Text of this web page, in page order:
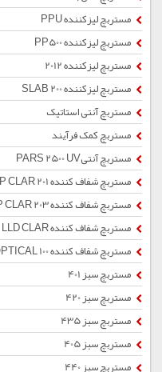
مستربچ لیزکننده PPU
مستربچ لیزکننده PP500
مستربچ لیزکننده 2012
مستربچ لیزکننده SLAB 200
مستربچ آنتی استاتیک
مستربچ کمک فرآیند
مستربچ آنتیPARS 2500 UV
مستربچ شفاف کننده PP CLAR 201
مستربچ شفاف کننده PP CLAR 203
مستربچ شفاف کننده LLD CLAR
مستربچ شفاف کننده OPTICAL 100
مستربچ سبز 401
مستربچ سبز 420
مستربچ سبز 435
مستربچ سبز 405
مستربچ سبز 440